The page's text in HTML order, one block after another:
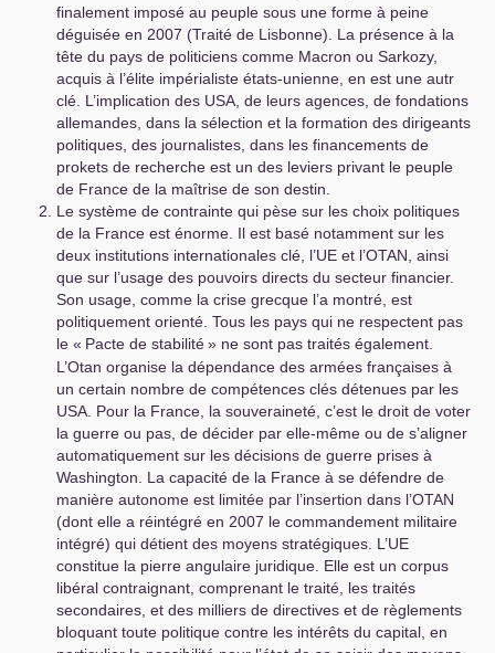
finalement imposé au peuple sous une forme à peine
déguisée en 2007 (Traité de Lisbonne). La présence à la
tête du pays de politiciens comme Macron ou Sarkozy,
acquis à l’élite impérialiste états-unienne, en est une autr
clé. L’implication des USA , de leurs agences, de fondations
allemandes, dans la sélection et la formation des dirigeants
politiques, des journalistes, dans les financements de
prokets de recherche est un des leviers privant le peuple
de France de la maîtrise de son destin.
Le système de contrainte qui pèse sur les choix politiques
de la France est énorme. Il est basé notamment sur les
deux institutions internationales clé, l’UE et l’OTAN , ainsi
que sur l’usage des pouvoirs directs du secteur financier.
Son usage, comme la crise grecque l’a montré, est
politiquement orienté. Tous les pays qui ne respectent pas
le « Pacte de stabilité» ne sont pas traités également.
L’Otan organise la dépendance des armées françaises à
un certain nombre de compétences clés détenues par les
USA . Pour la France, la souveraineté, c’est le droit de voter
la guerre ou pas, de décider par elle-même ou de s’aligner
automatiquement sur les décisions de guerre prises à
Washington. La capacité de la France à se défendre de
manière autonome est limitée par l’insertion dans l’OTAN
(dont elle a réintégré en 2007 le commandement militaire
intégré) qui détient des moyens stratégiques. L’UE
constitue la pierre angulaire juridique. Elle est un corpus
libéral contraignant, comprenant le traité, les traités
secondaires, et des milliers de directives et de règlements
bloquant toute politique contre les intérêts du capital, en